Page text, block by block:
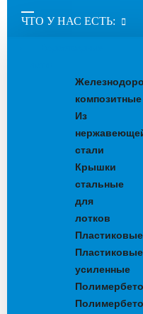
ЧТО У НАС ЕСТЬ:
композитные
Из
стали
Крышки
стальные
для
лотков
Пластиковые
Пластиковые
усиленные